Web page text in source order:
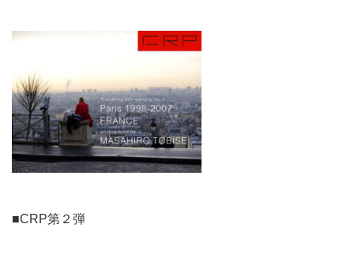
■CRP第２弾